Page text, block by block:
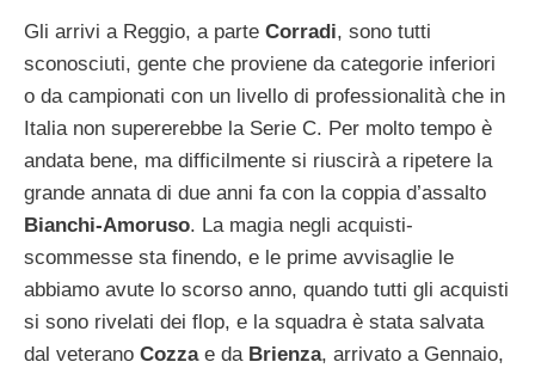
Gli arrivi a Reggio, a parte Corradi, sono tutti
sconosciuti, gente che proviene da categorie inferiori
o da campionati con un livello di professionalità che in
Italia non supererebbe la Serie C. Per molto tempo è
andata bene, ma difficilmente si riuscirà a ripetere la
grande annata di due anni fa con la coppia d’assalto
Bianchi-Amoruso. La magia negli acquisti-
scommesse sta finendo, e le prime avvisaglie le
abbiamo avute lo scorso anno, quando tutti gli acquisti
si sono rivelati dei flop, e la squadra è stata salvata
dal veterano Cozza e da Brienza, arrivato a Gennaio,